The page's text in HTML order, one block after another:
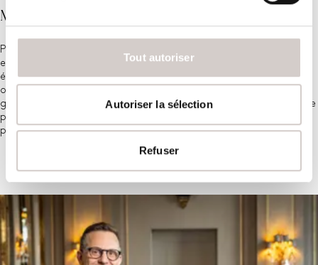
Tout autoriser
Autoriser la sélection
Refuser
Maître d’hôtel
Passionné par l'excellence du service, Maître Giuseppe Giliberti
enthousiasme ses hôtes au Cheval Blanc depuis 2015. L'une de ses
étapes les plus marquantes a été le restaurant Tantris à Munich,
où il a perfectionné son art de l'hospitalité. Giliberti allie une
grande gentillesse, un esprit d'équipe et une expertise approfondie
pour offrir à ses clients une expérience inoubliable. Il se fera un
plaisir de vous enchanter à chaque visite.